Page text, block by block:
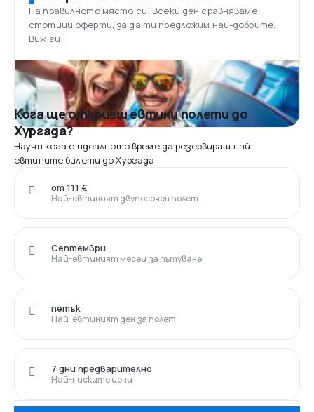
На правилното място си! Всеки ден сравняваме
стотици оферти, за да ти предложим най-добрите.
Виж ги!
Кога ще откриеш евтини полети до
Хургада?
Научи кога е идеалното време да резервираш най-
евтините билети до Хургада
Най-евтиният двупосочен полет
от 111 €
Най-евтиният месец за пътуване
Септември
Най-евтиният ден за полет
петък
Най-ниските цени
7 дни предварително